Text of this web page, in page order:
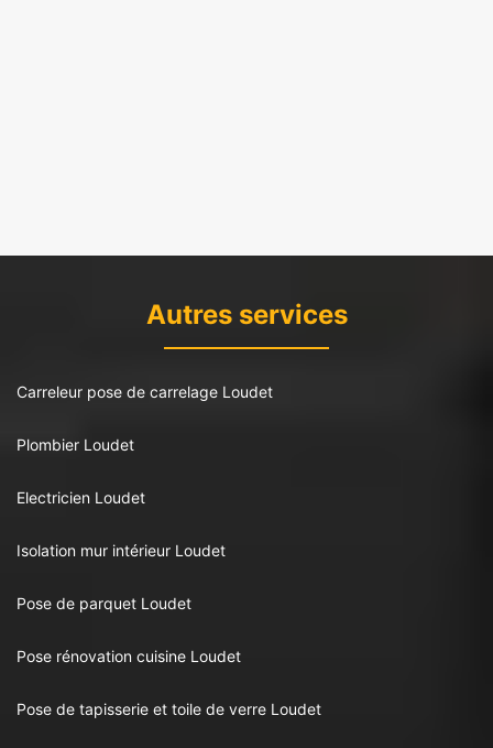
Autres services
Carreleur pose de carrelage Loudet
Plombier Loudet
Electricien Loudet
Isolation mur intérieur Loudet
Pose de parquet Loudet
Pose rénovation cuisine Loudet
Pose de tapisserie et toile de verre Loudet